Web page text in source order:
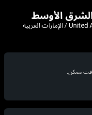
Qatar / قطر | Oman / عمان | United Arab Emirates / الإمارات العربية
وقت ممكن.